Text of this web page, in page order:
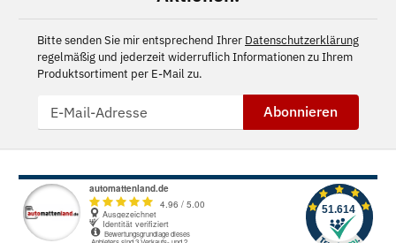
Bitte senden Sie mir entsprechend Ihrer Datenschutzerklärung
regelmäßig und jederzeit widerruflich Informationen zu Ihrem
Produktsortiment per E-Mail zu.
Abonnieren